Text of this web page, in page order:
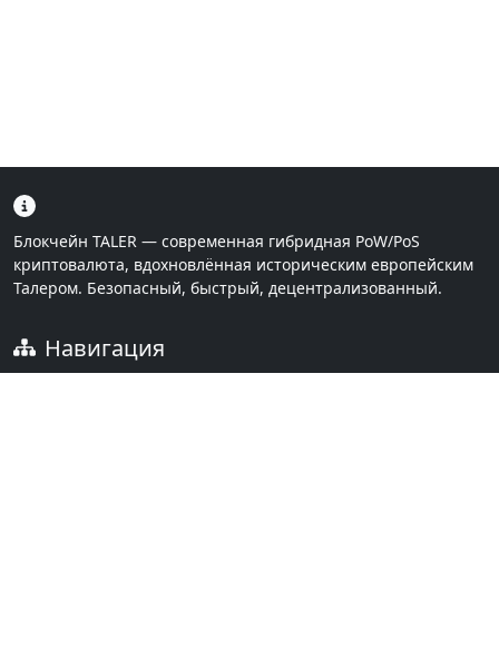
Блокчейн TALER — современная гибридная PoW/PoS
криптовалюта, вдохновлённая историческим европейским
Талером. Безопасный, быстрый, децентрализованный.
Навигация